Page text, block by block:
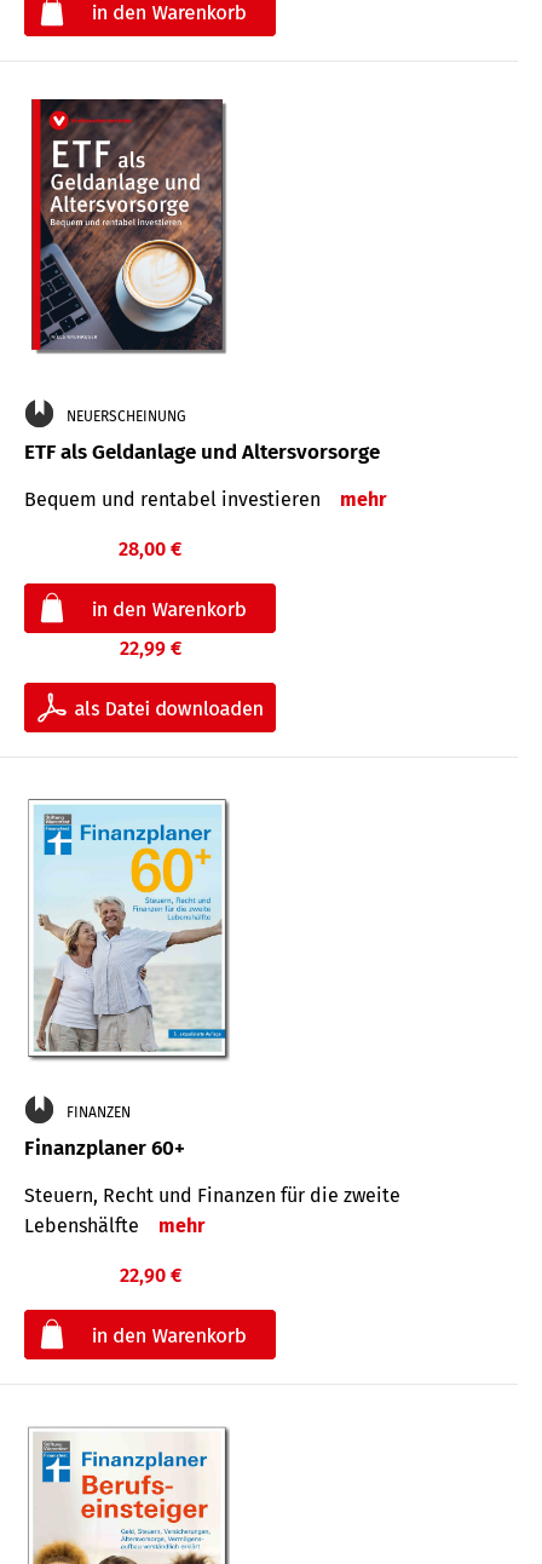
NEUERSCHEINUNG
ETF als Geldanlage und Altersvorsorge
Bequem und rentabel investieren mehr
28,00 €
22,99 €
FINANZEN
Finanzplaner 60+
Steuern, Recht und Finanzen für die zweite
Lebenshälfte
mehr
22,90 €